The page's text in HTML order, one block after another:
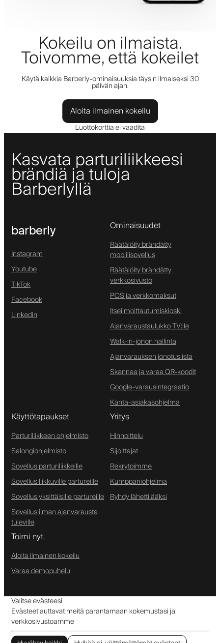
Kokeilu on ilmaista.
Toivomme, että kokeilet
Käytä kaikkia Barberly-ominaisuuksia täysin ilmaiseksi 30
päivän ajan.
Aloita ilmainen kokeilu
Luottokorttia ei vaadita
Kasvata parturiliikkeesi
brändiä ja tuloja
Barberlyllä
barberly
Instagram
Youtube
TikTok
Facebook
Linkedin
Ominaisuudet
Räätälöity brändätty
mobiilisovellus
Räätälöity brändätty
verkkosivusto
POS ja verkkomaksut
Itseilmoittautumiskioski
Ajanvaraustaulukko TV:lle
Walk-in-jonon hallinta
Ajanvarauksen jonotuslista
Skannaa ja varaa QR-koodit
Google-varausintegraatio
Kanta-asiakasohjelma
Käyttötapaukset
Parturiliikkeen ohjelmisto
Salongiohjelmisto
Sovellus parturiliikkeille
Sovellus liikkuville partureille
Sovellus yksittäisille partureille
Sovellus ilman ajanvarausta
tuleville
Yritys
Hinnoittelu
Sijoittajat
Rekrytoimme
Kumppaniohjelma
Ryhdy lähettilääksi
Toimi nyt.
Aloita ilmainen kokeilu
Varaa demopuhelu
Valitse evästeesi
Evästeet auttavat meitä parantamaan kokemustasi ja
verkkosivustoamme